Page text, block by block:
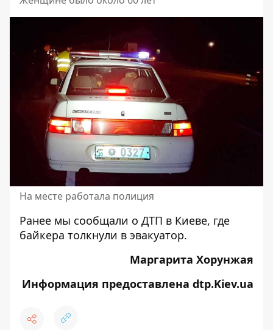
На месте работала полиция
Ранее мы сообщали о ДТП в Киеве, где
байкера толкнули в эвакуатор.
Маргарита Хорунжая
Информация предоставлена dtp.Kiev.ua